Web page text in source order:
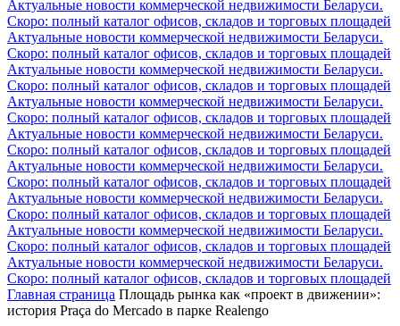
Актуальные новости коммерческой недвижимости Беларуси.
Скоро: полный каталог офисов, складов и торговых площадей
Актуальные новости коммерческой недвижимости Беларуси.
Скоро: полный каталог офисов, складов и торговых площадей
Актуальные новости коммерческой недвижимости Беларуси.
Скоро: полный каталог офисов, складов и торговых площадей
Актуальные новости коммерческой недвижимости Беларуси.
Скоро: полный каталог офисов, складов и торговых площадей
Актуальные новости коммерческой недвижимости Беларуси.
Скоро: полный каталог офисов, складов и торговых площадей
Актуальные новости коммерческой недвижимости Беларуси.
Скоро: полный каталог офисов, складов и торговых площадей
Актуальные новости коммерческой недвижимости Беларуси.
Скоро: полный каталог офисов, складов и торговых площадей
Актуальные новости коммерческой недвижимости Беларуси.
Скоро: полный каталог офисов, складов и торговых площадей
Актуальные новости коммерческой недвижимости Беларуси.
Скоро: полный каталог офисов, складов и торговых площадей
Главная страница Площадь рынка как «проект в движении»:
история Praça do Mercado в парке Realengo